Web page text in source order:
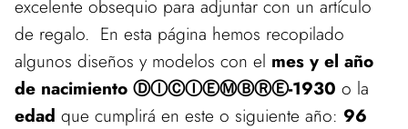
excelente obsequio para adjuntar con un artículo
de regalo. En esta página hemos recopilado
algunos diseños y modelos con el mes y el año
de nacimiento ⒹⒾⒸⒾⒺⓂⒷⓇⒺ-1930 o la
edad que cumplirá en este o siguiente año: 96